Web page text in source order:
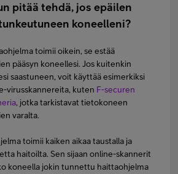
pitää tehdä, jos epäilen
koneelleni?
toimii oikein, se estää
pääsyn koneellesi. Jos kuitenkin
saastuneen, voit käyttää esimerkiksi
virusskannereita, kuten F-securen
, jotka tarkistavat tietokoneen
varalta.
toimii kaiken aikaa taustalla ja
haitoilta. Sen sijaan online-skannerit
koneella jokin tunnettu haittaohjelma